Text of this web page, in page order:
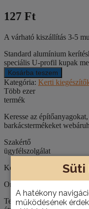
A hatékony
működésének
127 Ft
A várható kiszállítás 3-5
Standard alumínium
speciális U-profil kupak
Kosárba teszem
Kategória: Kerti
Több ezer
termék
Keresse az
barkácstermékeket
Szakértő
ügyfélszolgálat
Kérje építkezéséhez,
Országos házhoz szállítás
Termékeinket nemcsak